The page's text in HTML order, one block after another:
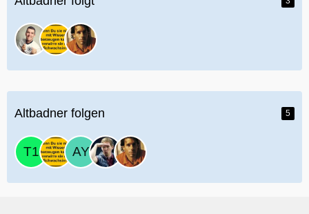
Altbadner folgen 5